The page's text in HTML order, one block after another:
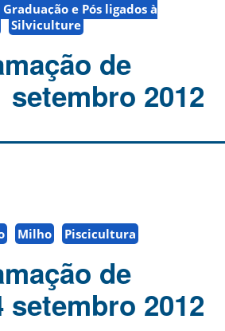
e Pós ligados à
Silviculture
de
2012
Milho Piscicultura
de
2012